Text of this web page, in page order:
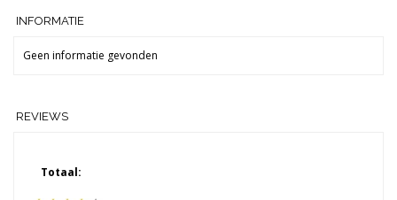
INFORMATIE
Geen informatie gevonden
REVIEWS
Totaal: